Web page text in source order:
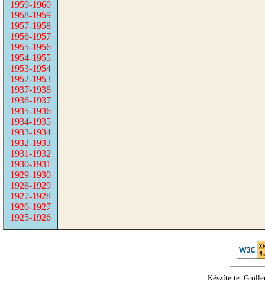
1959-1960
1958-1959
1957-1958
1956-1957
1955-1956
1954-1955
1953-1954
1952-1953
1937-1938
1936-1937
1935-1936
1934-1935
1933-1934
1932-1933
1931-1932
1930-1931
1929-1930
1928-1929
1927-1928
1926-1927
1925-1926
Készítette: